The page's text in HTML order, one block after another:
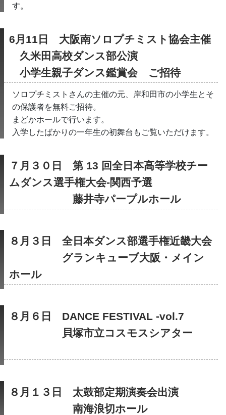
す。
6月11日　大阪南ソロプチミスト協会主催
久米田高校ダンス部公演
小学生親子ダンス鑑賞会　ご招待
ソロプチミストさんの主催の元、岸和田市の小学生とそ
の保護者を無料ご招待。
まどかホールで行います。
入学したばかりの一年生の初舞台もご覧いただけます。
７月３０日　第 13 回全日本高等学校チー
ムダンス選手権大会-関西予選
藤井寺パープルホール
８月３日　全日本ダンス部選手権近畿大会
グランキューブ大阪・メイン
ホール
８月６日　DANCE FESTIVAL -vol.7
貝塚市立コスモスシアター
８月１３日　太鼓部定期演奏会出演
南海浪切ホール